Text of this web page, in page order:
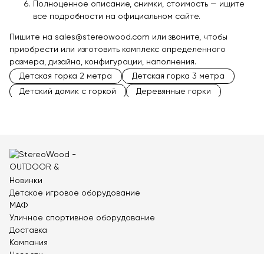
Полноценное описание, снимки, стоимость — ищите
все подробности на официальном сайте.
Пишите на sales@stereowood.com или звоните, чтобы
приобрести или изготовить комплекс определенного
размера, дизайна, конфигурации, наполнения.
Детская горка 2 метра
Детская горка 3 метра
Детский домик с горкой
Деревянные горки
Горки серия «BALKWOOD»
Горки серия «HARDWOOD»
Детский игровой комплекс Эко
Игровой комплекс с трубой
Металлические детские игровые комплексы
Детские игровые формы
Детский игровой комплекс от 3 лет
Новинки
Детское игровое оборудование
МАФ
Уличное спортивное оборудование
Доставка
Компания